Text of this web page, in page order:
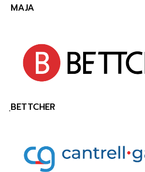
MAJA
ฺBETTCHER